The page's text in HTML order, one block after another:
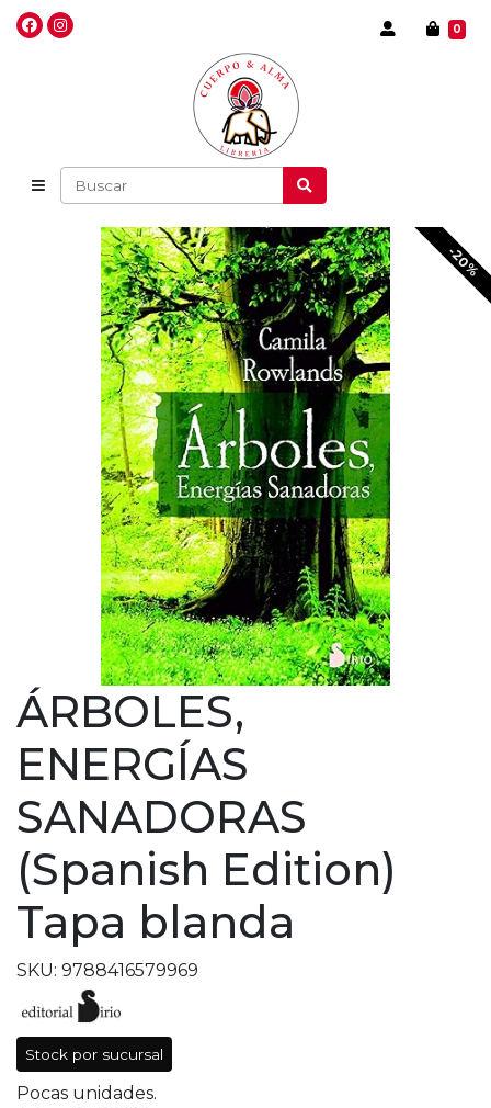
0
-20%
ÁRBOLES,
ENERGÍAS
SANADORAS
(Spanish Edition)
Tapa blanda
SKU: 9788416579969
Stock por sucursal
Pocas unidades.